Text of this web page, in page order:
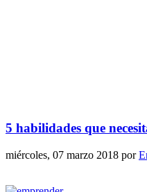
5 habilidades que
miércoles, 07 marzo 2018 por